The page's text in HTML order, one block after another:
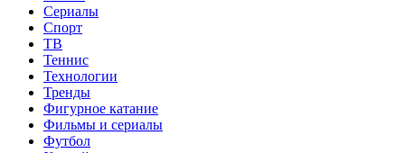
Сериалы
Спорт
ТВ
Теннис
Технологии
Тренды
Фигурное катание
Фильмы и сериалы
Футбол